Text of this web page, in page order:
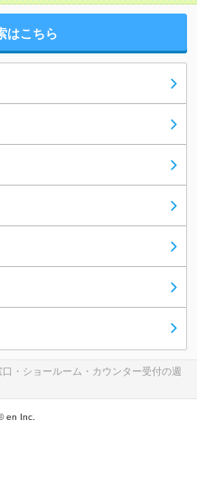
はこちら
口・ショールーム・カウンター受付の週
en Inc.